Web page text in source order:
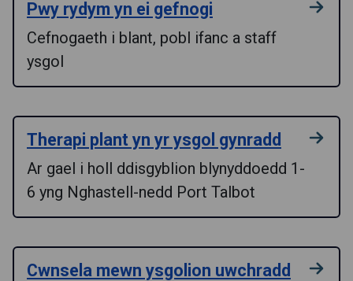
Pwy rydym yn ei gefnogi
Cefnogaeth i blant, pobl ifanc a staff
ysgol
Therapi plant yn yr ysgol gynradd
Ar gael i holl ddisgyblion blynyddoedd 1-
6 yng Nghastell-nedd Port Talbot
Cwnsela mewn ysgolion uwchradd